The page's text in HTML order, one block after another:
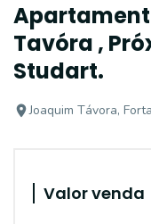
Tavóra ,
Studart.
Joaquim Távora,
Valor venda